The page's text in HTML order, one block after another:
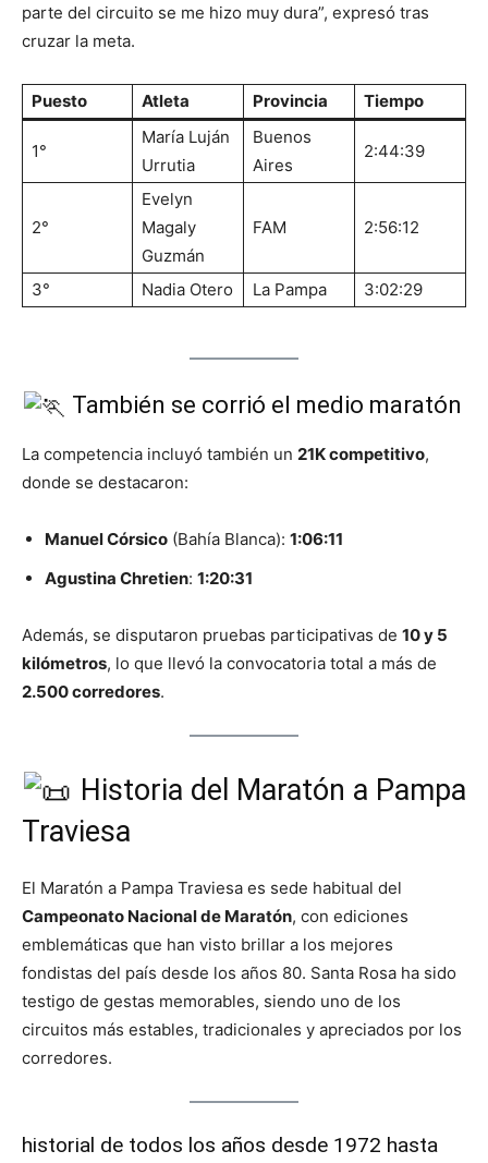
parte del circuito se me hizo muy dura”, expresó tras
cruzar la meta.
Puesto Atleta Provincia Tiempo
1°
María Luján
Urrutia
Buenos
Aires
2:44:39
2°
Evelyn
Magaly
Guzmán
FAM 2:56:12
3° Nadia Otero La Pampa 3:02:29
También se corrió el medio maratón
La competencia incluyó también un 21K competitivo,
donde se destacaron:
Manuel Córsico (Bahía Blanca): 1:06:11
Agustina Chretien: 1:20:31
Además, se disputaron pruebas participativas de 10 y 5
kilómetros, lo que llevó la convocatoria total a más de
2.500 corredores.
Historia del Maratón a Pampa
Traviesa
El Maratón a Pampa Traviesa es sede habitual del
Campeonato Nacional de Maratón, con ediciones
emblemáticas que han visto brillar a los mejores
fondistas del país desde los años 80. Santa Rosa ha sido
testigo de gestas memorables, siendo uno de los
circuitos más estables, tradicionales y apreciados por los
corredores.
historial de todos los años desde 1972 hasta